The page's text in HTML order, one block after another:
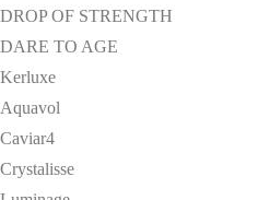
DROP OF STRENGTH
DARE TO AGE
Kerluxe
Aquavol
Caviar4
Crystalisse